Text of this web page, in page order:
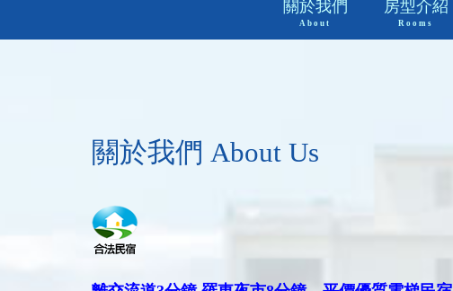
關於我們
About
房型介紹
Rooms
關於我們 About Us